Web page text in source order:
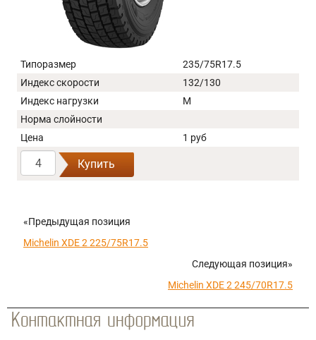
Типоразмер
235/75R17.5
Индекс скорости
132/130
Индекс нагрузки
M
Норма слойности
Цена
1 руб
Купить
«Предыдущая позиция
Michelin XDE 2 225/75R17.5
Следующая позиция»
Michelin XDE 2 245/70R17.5